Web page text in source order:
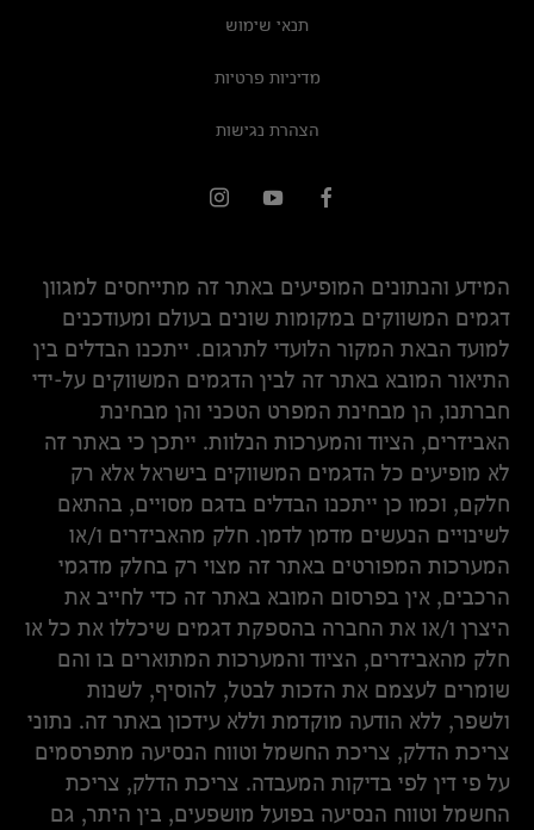
תנאי שימוש
מדיניות פרטיות
הצהרת נגישות
המידע והנתונים המופיעים באתר זה מתייחסים למגוון
דגמים המשווקים במקומות שונים בעולם ומעודכנים
למועד הבאת המקור הלועדי לתרגום. ייתכנו הבדלים בין
התיאור המובא באתר זה לבין הדגמים המשווקים על-ידי
חברתנו, הן מבחינת המפרט הטכני והן מבחינת
האביזרים, הציוד והמערכות הנלוות. ייתכן כי באתר זה
לא מופיעים כל הדגמים המשווקים בישראל אלא רק
חלקם, וכמו כן ייתכנו הבדלים בדגם מסויים, בהתאם
לשינויים הנעשים מדמן לדמן. חלק מהאביזרים ו/או
המערכות המפורטים באתר זה מצוי רק בחלק מדגמי
הרכבים, אין בפרסום המובא באתר זה כדי לחייב את
היצרן ו/או את החברה בהספקת דגמים שיכללו את כל או
חלק מהאביזרים, הציוד והמערכות המתוארים בו והם
שומרים לעצמם את הזכות לבטל, להוסיף, לשנות
ולשפר, ללא הודעה מוקדמת וללא עידכון באתר זה. נתוני
צריכת הדלק, צריכת החשמל וטווח הנסיעה מתפרסמים
על פי דין לפי בדיקות המעבדה. צריכת הדלק, צריכת
החשמל וטווח הנסיעה בפועל מושפעים, בין היתר, גם